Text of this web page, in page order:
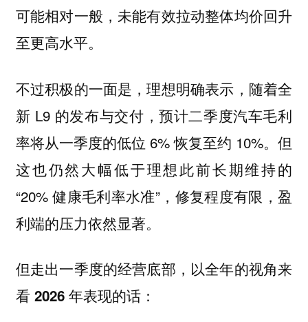
可能相对一般，未能有效拉动整体均价回升
至更高水平。
不过积极的一面是，理想明确表示，随着全
新 L9 的发布与交付，预计二季度汽车毛利
率将从一季度的低位 6% 恢复至约 10%。但
这也仍然大幅低于理想此前长期维持的
“20% 健康毛利率水准”，修复程度有限，盈
利端的压力依然显著。
但走出一季度的经营底部，以全年的视角来
看 2026 年表现的话：